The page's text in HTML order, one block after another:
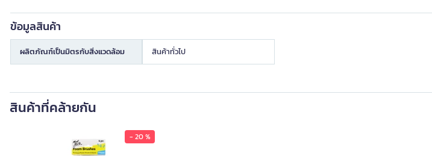
ข้อมูลสินค้า
ผลิตภัณฑ์เป็นมิตรกับสิ่งแวดล้อม สินค้าทั่วไป
สินค้าที่คล้ายกัน
- 20 %